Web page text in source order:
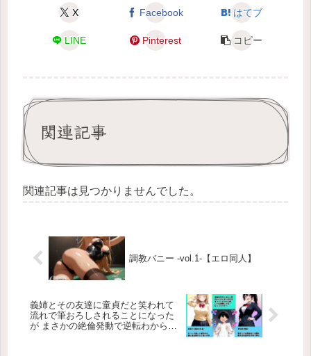
X Facebook はてブ
LINE Pinterest コピー
関連記事
関連記事は見つかりませんでした。
調教バニー -vol.1-【エロ同人】
義姉とその友達に童貞だと笑われて
流れで筆おろしされることになった
が まさかの絶倫発動で逆転わからせ